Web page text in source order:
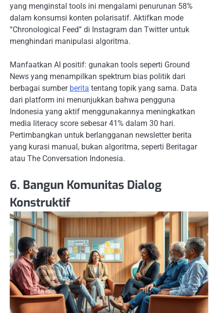
yang menginstal tools ini mengalami penurunan 58%
dalam konsumsi konten polarisatif. Aktifkan mode
“Chronological Feed” di Instagram dan Twitter untuk
menghindari manipulasi algoritma.
Manfaatkan AI positif: gunakan tools seperti Ground
News yang menampilkan spektrum bias politik dari
berbagai sumber berita tentang topik yang sama. Data
dari platform ini menunjukkan bahwa pengguna
Indonesia yang aktif menggunakannya meningkatkan
media literacy score sebesar 41% dalam 30 hari.
Pertimbangkan untuk berlangganan newsletter berita
yang kurasi manual, bukan algoritma, seperti Beritagar
atau The Conversation Indonesia.
6. Bangun Komunitas Dialog
Konstruktif